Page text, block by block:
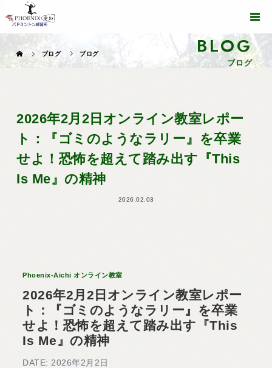
BLOG
ブログ
ブログ ブログ
2026年2月2日オンライン教室レポー
ト：『ゴミのようなラリー』を卒業
せよ！恐怖を超えて踏み出す『This
Is Me』の精神
2026.02.03
Phoenix-Aichi オンライン教室
2026年2月2日オンライン教室レポー
ト：『ゴミのようなラリー』を卒業
せよ！恐怖を超えて踏み出す『This
Is Me』の精神
DATE: 2026年2月2日